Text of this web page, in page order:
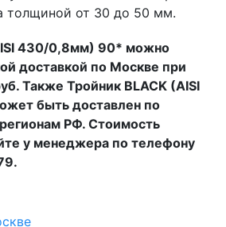
толщиной от 30 до 50 мм.
430/0,8мм) 90* можно
доставкой по Москве при
Также Тройник BLACK (AISI
быть доставлен по
РФ. Стоимость
у менеджера по телефону